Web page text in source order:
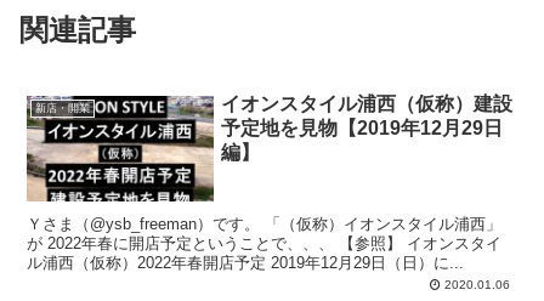
関連記事
新店・開業
イオンスタイル浦西（仮称）建設
予定地を見物【2019年12月29日
編】
Ｙさま（@ysb_freeman）です。 「（仮称）イオンスタイル浦西」
が 2022年春に開店予定ということで、、、 【参照】 イオンスタイ
ル浦西（仮称）2022年春開店予定 2019年12月29日（日）に...
2020.01.06